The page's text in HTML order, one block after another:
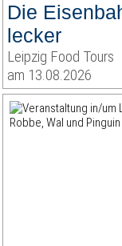
Die
lecker
Leipzig Food Tours
am 13.08.2026